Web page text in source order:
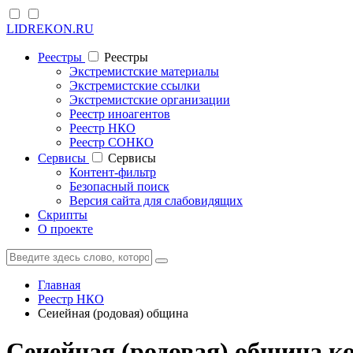
LIDREKON.RU
Реестры
Реестры
Экстремистские материалы
Экстремистские ссылки
Экстремистские организации
Реестр иноагентов
Реестр НКО
Реестр СОНКО
Cервисы
Cервисы
Контент-фильтр
Безопасный поиск
Версия сайта для слабовидящих
Скрипты
О проекте
Главная
Реестр НКО
Сеиейная (родовая) община